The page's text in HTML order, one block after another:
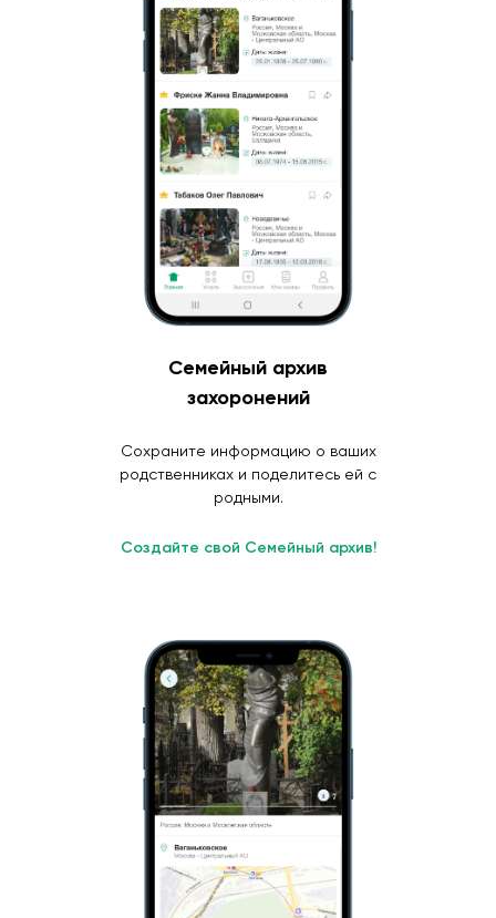
Семейный архив
захоронений
Сохраните информацию о ваших
родственниках и поделитесь ей с
родными.
Создайте свой Семейный архив!